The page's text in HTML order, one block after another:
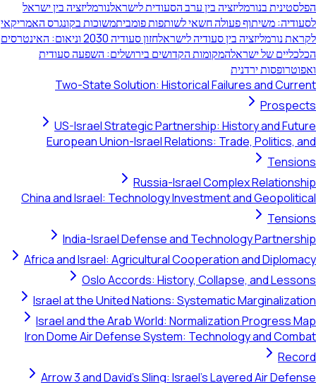
הפלסטינית בנורמליזציה בין ערב הסעודית לישראלנורמליזציה בין ישראל
לסעודיה: משיתוף פעולה חשאי לשותפות פומביתמשוכות בקונגרס האמריקאי
לקראת נורמליזציה בין סעודיה לישראל
חזון סעודיה 2030 וניאום: האינטרסים
הכלכליים של ישראלהמקומות הקדושים בירושלים: השפעה סעודית
ואפוטרופסות ירדנית
Two-State Solution: Historical Failures and Current
Prospects
US-Israel Strategic Partnership: History and Future
European Union-Israel Relations: Trade, Politics, and
Tensions
Russia-Israel Complex Relationship
China and Israel: Technology Investment and Geopolitical
Tensions
India-Israel Defense and Technology Partnership
Africa and Israel: Agricultural Cooperation and Diplomacy
Oslo Accords: History, Collapse, and Lessons
Israel at the United Nations: Systematic Marginalization
Israel and the Arab World: Normalization Progress Map
Iron Dome Air Defense System: Technology and Combat
Record
Arrow 3 and David's Sling: Israel's Layered Air Defense